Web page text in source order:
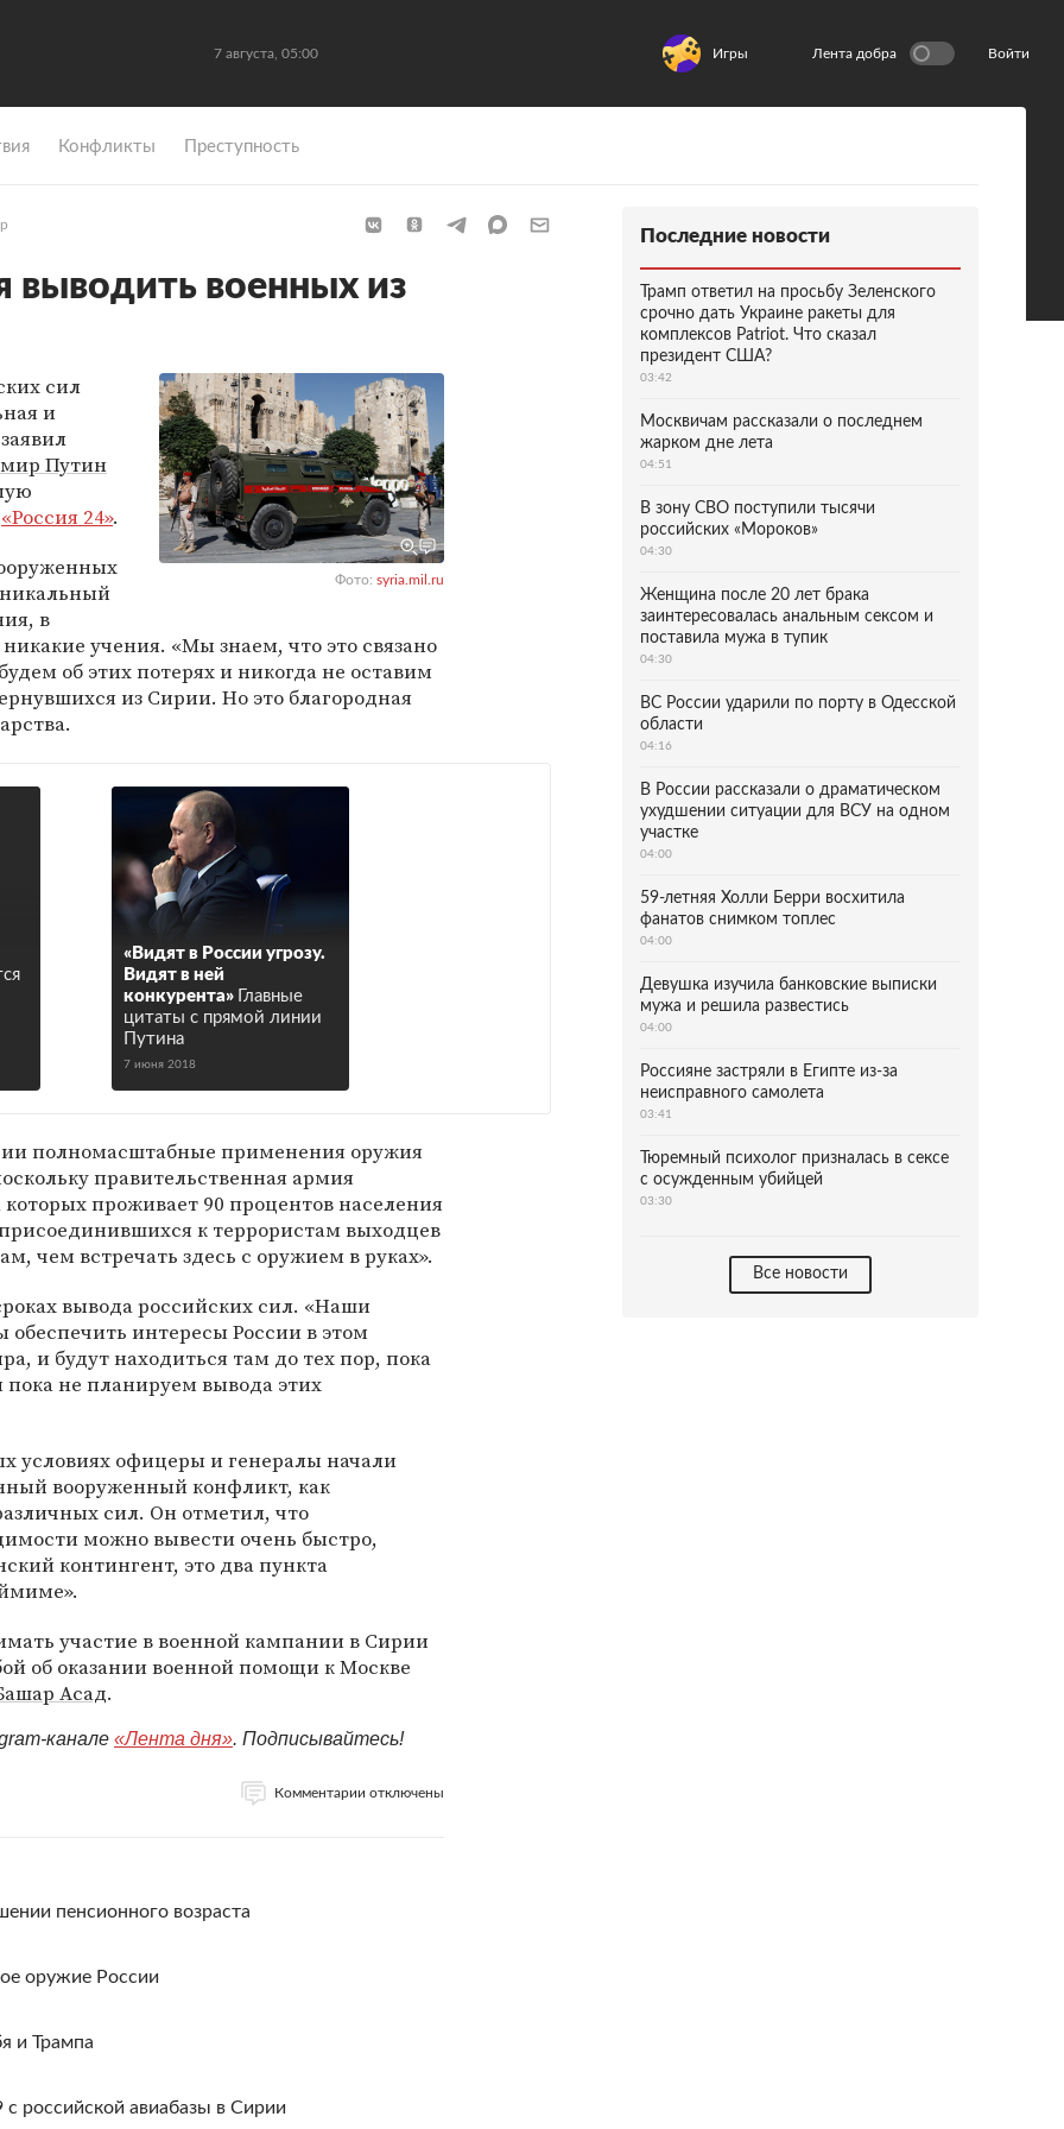
7 августа, 05:00 Игры Лента добра Войти
Конфликты Преступность
выводить военных из
Фото: syria.mil.ru
сил
и
Путин
«Россия 24».
в
учения. «Мы знаем, что это связано
об этих потерях и никогда не оставим
из Сирии. Но это благородная
«Видят в России угрозу.
Видят в ней
конкурента» Главные
цитаты с прямой линии
Путина
7 июня 2018
полномасштабные применения оружия
правительственная армия
проживает 90 процентов населения
к террористам выходцев
чем встречать здесь с оружием в руках».
вывода российских сил. «Наши
обеспечить интересы России в этом
и будут находиться там до тех пор, пока
не планируем вывода этих
условиях офицеры и генералы начали
вооруженный конфликт, как
сил. Он отметил, что
можно вывести очень быстро,
контингент, это два пункта
участие в военной кампании в Сирии
об оказании военной помощи к Москве
Асад.
канале «Лента дня». Подписывайтесь!
Комментарии отключены
пенсионного возраста
оружие России
и Трампа
российской авиабазы в Сирии
Последние новости
Трамп ответил на просьбу Зеленского
срочно дать Украине ракеты для
комплексов Patriot. Что сказал
президент США?
03:42
Москвичам рассказали о последнем
жарком дне лета
04:51
В зону СВО поступили тысячи
российских «Мороков»
04:30
Женщина после 20 лет брака
заинтересовалась анальным сексом и
поставила мужа в тупик
04:30
ВС России ударили по порту в Одесской
области
04:16
В России рассказали о драматическом
ухудшении ситуации для ВСУ на одном
участке
04:00
59-летняя Холли Берри восхитила
фанатов снимком топлес
04:00
Девушка изучила банковские выписки
мужа и решила развестись
04:00
Россияне застряли в Египте из-за
неисправного самолета
03:41
Тюремный психолог призналась в сексе
с осужденным убийцей
03:30
Все новости